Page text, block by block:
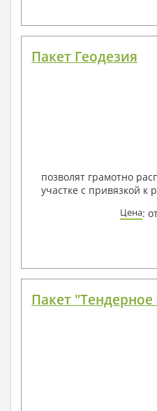
Пакет Геодезия
позволят грамотно
участке с привязкой к
Цена:
Пакет